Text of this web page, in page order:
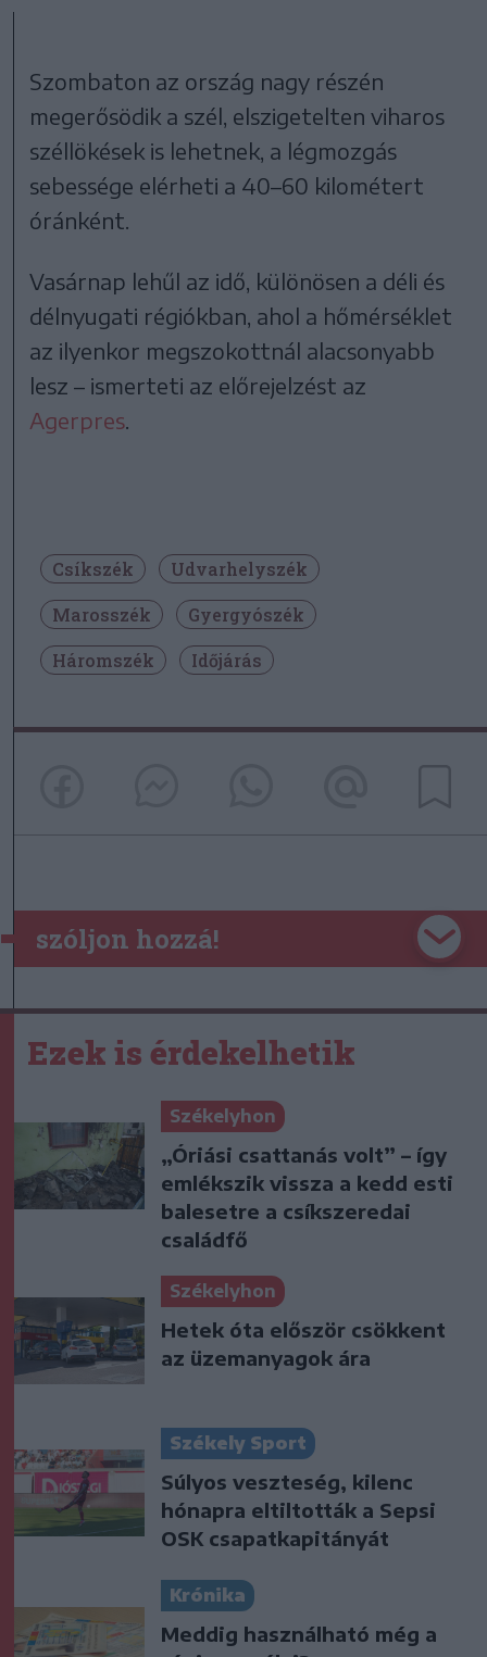
Szombaton az ország nagy részén
megerősödik a szél, elszigetelten viharos
széllökések is lehetnek, a légmozgás
sebessége elérheti a 40–60 kilométert
óránként.
Vasárnap lehűl az idő, különösen a déli és
délnyugati régiókban, ahol a hőmérséklet
az ilyenkor megszokottnál alacsonyabb
lesz – ismerteti az előrejelzést az
Agerpres
Csíkszék
Udvarhelyszék
Marosszék
Gyergyószék
Háromszék
Időjárás
szóljon hozzá!
Ezek is érdekelhetik
Székelyhon
„Óriási csattanás volt” – így
emlékszik vissza a kedd esti
balesetre a csíkszeredai
családfő
Székelyhon
Hetek óta először csökkent
az üzemanyagok ára
Székely Sport
Súlyos veszteség, kilenc
hónapra eltiltották a Sepsi
OSK csapatkapitányát
Krónika
Meddig használható még a